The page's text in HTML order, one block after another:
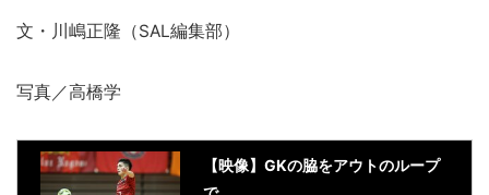
文・川嶋正隆（SAL編集部）
写真／高橋学
【映像】GKの脇をアウトのループ